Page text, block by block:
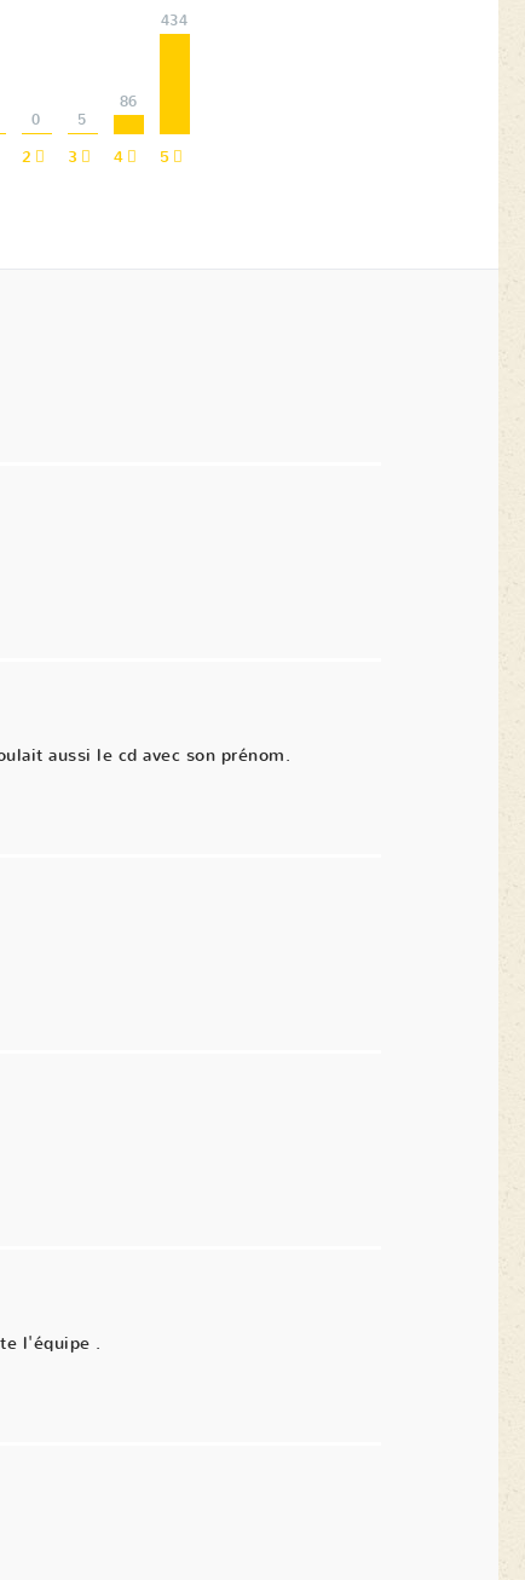
2
0
3
5
4
86
5
434
aussi le cd avec son prénom.
l'équipe .